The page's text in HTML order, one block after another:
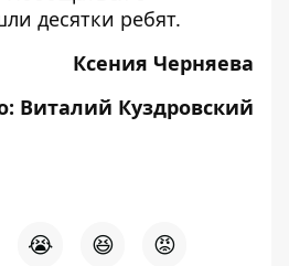
десятки ребят.
Ксения Черняева
Виталий Куздровский
😭 😆 😡